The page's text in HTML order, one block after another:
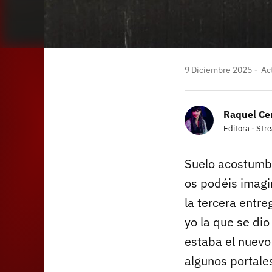
9 Diciembre 2025
Raquel
Editora -
Suelo
os podéis
la tercera
yo la que se
estaba el
algunos